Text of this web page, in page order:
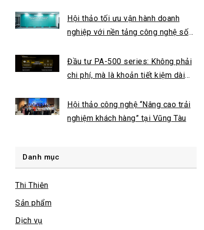
Hội thảo tối ưu vận hành doanh
nghiệp với nền tảng công nghệ số
Đầu tư PA-500 series: Không phải
chi phí, mà là khoản tiết kiệm dài
Hội thảo công nghệ “Nâng cao trải
nghiệm khách hàng” tại Vũng Tàu
Danh mục
Thi Thiên
Sản phẩm
Dịch vụ